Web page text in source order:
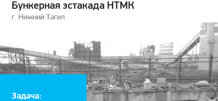
Бункерная эстакада НТМК
г. Нижний Тагил
Задача: